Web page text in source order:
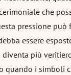
che
pressione può
essere
più
quando i simboli